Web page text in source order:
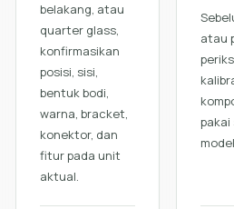
belakang, atau
quarter glass,
konfirmasikan
posisi, sisi,
bentuk bodi,
warna, bracket,
konektor, dan
fitur pada unit
aktual.
atau
pakai